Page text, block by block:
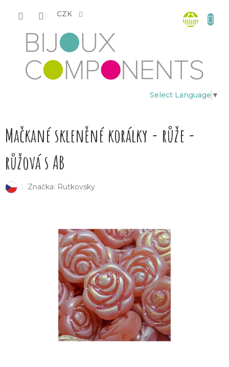
CZK
Select Language ▼
košík
Mačkané skleněné korálky - růže -
růžová s AB
Značka: Rutkovsky